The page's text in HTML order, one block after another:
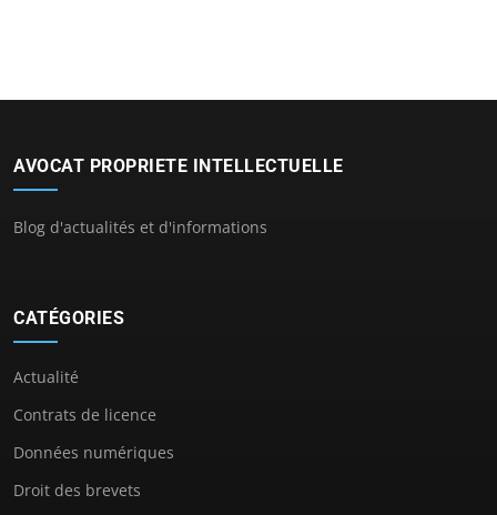
AVOCAT PROPRIETE INTELLECTUELLE
Blog d'actualités et d'informations
CATÉGORIES
Actualité
Contrats de licence
Données numériques
Droit des brevets